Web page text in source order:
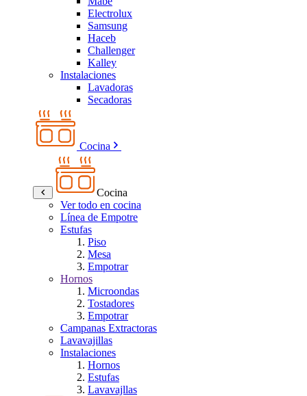
Electrolux
Samsung
Haceb
Challenger
Kalley
Instalaciones
Lavadoras
Secadoras
Cocina
Cocina
Ver todo en cocina
Línea de Empotre
Estufas
Piso
Mesa
Empotrar
Hornos
Microondas
Tostadores
Empotrar
Campanas Extractoras
Lavavajillas
Instalaciones
Hornos
Estufas
Lavavajllas